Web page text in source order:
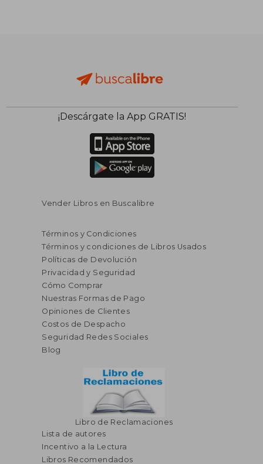
S/ 136,46
S/ 61,41
¡Descárgate la App GRATIS!
Vender Libros en Buscalibre
Términos y Condiciones
Términos y condiciones de Libros Usados
Políticas de Devolución
Privacidad y Seguridad
Cómo Comprar
Nuestras Formas de Pago
Opiniones de Clientes
Costos de Despacho
Seguridad Redes Sociales
Blog
Libro de Reclamaciones
Lista de autores
Incentivo a la Lectura
Libros Recomendados